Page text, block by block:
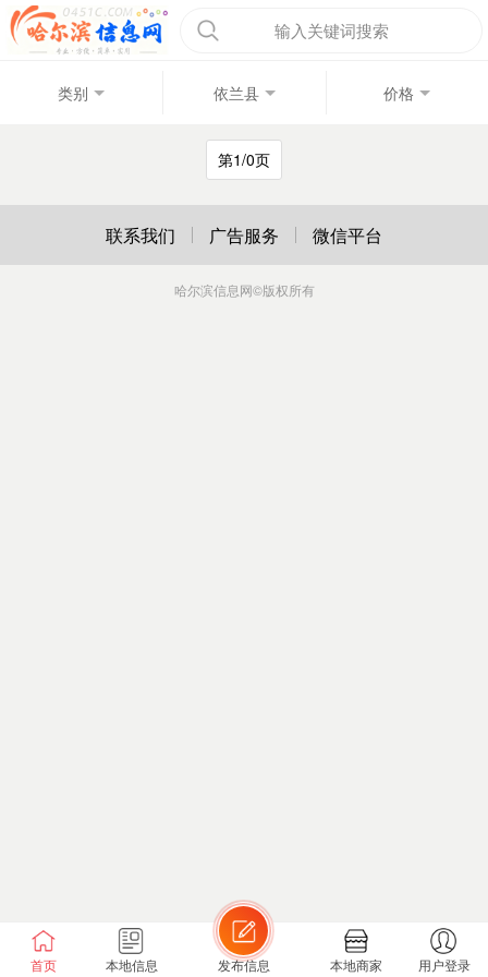
输入关键词搜索
类别 依兰县 价格
第1/0页
首页 本地信息 发布信息 本地商家 用户登录
联系我们 广告服务 微信平台
哈尔滨信息网©版权所有